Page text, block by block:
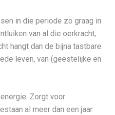
in die periode zo graag in
van al die oerkracht,
hangt dan de bijna tastbare
leven, van (geestelijke en
Zorgt voor
al meer dan een jaar